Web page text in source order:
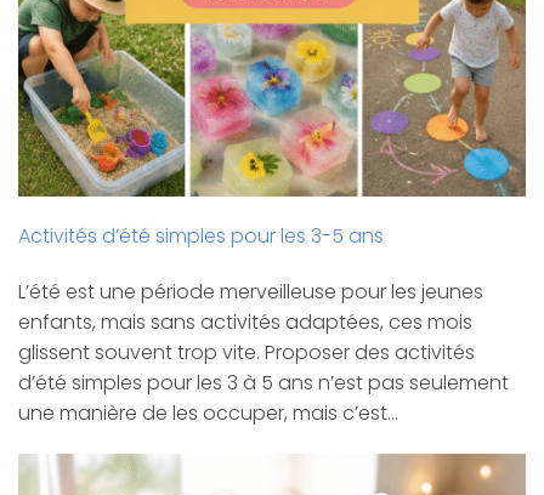
Activités d’été simples pour les 3-5 ans
L’été est une période merveilleuse pour les jeunes
enfants, mais sans activités adaptées, ces mois
glissent souvent trop vite. Proposer des activités
d’été simples pour les 3 à 5 ans n’est pas seulement
une manière de les occuper, mais c’est…